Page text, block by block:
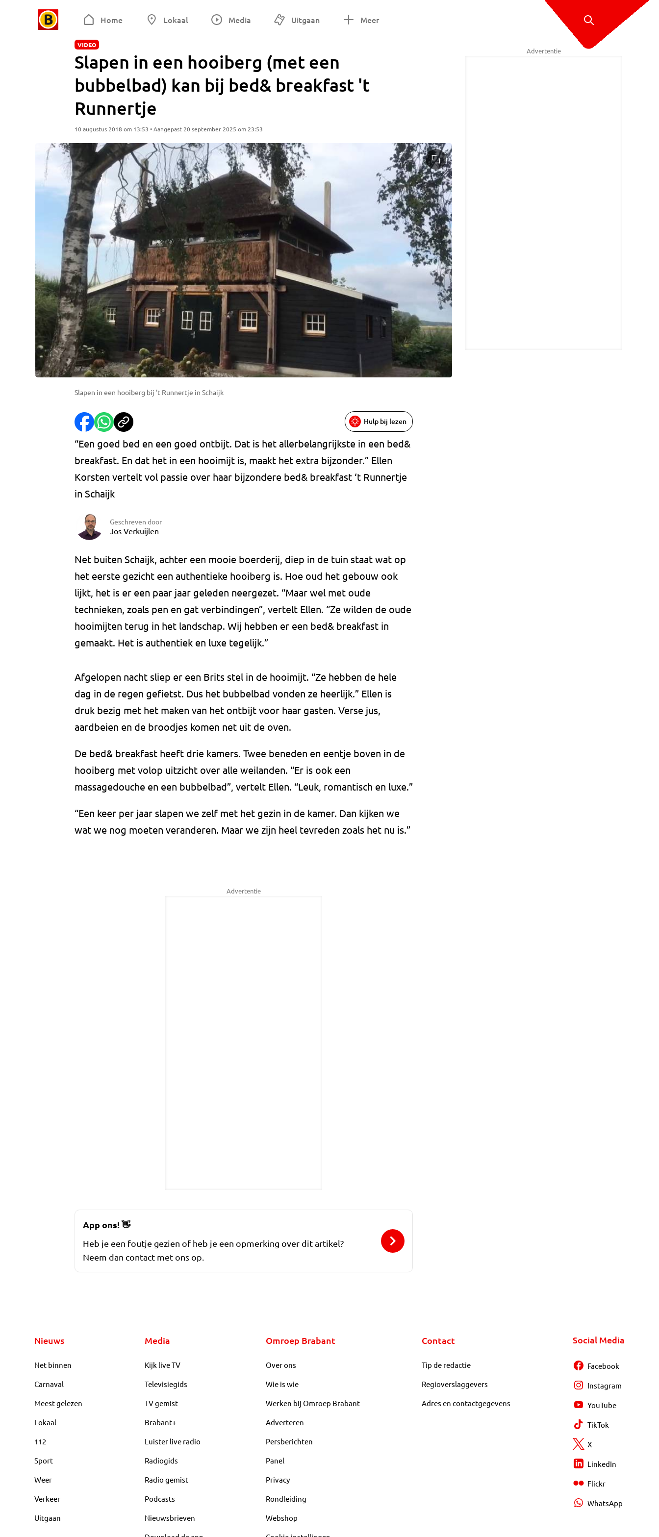
Home Lokaal Media Uitgaan Meer
VIDEO
Slapen in een hooiberg (met een
bubbelbad) kan bij bed& breakfast 't
Runnertje
10 augustus 2018 om 13:53 • Aangepast 20 september 2025 om 23:53
Slapen in een hooiberg bij 't Runnertje in Schaijk
Hulp bij lezen
“Een goed bed en een goed ontbijt. Dat is het allerbelangrijkste in een bed&
breakfast. En dat het in een hooimijt is, maakt het extra bijzonder.” Ellen
Korsten vertelt vol passie over haar bijzondere bed& breakfast ‘t Runnertje
in Schaijk
Geschreven door
Jos Verkuijlen
Net buiten Schaijk, achter een mooie boerderij, diep in de tuin staat wat op
het eerste gezicht een authentieke hooiberg is. Hoe oud het gebouw ook
lijkt, het is er een paar jaar geleden neergezet. “Maar wel met oude
technieken, zoals pen en gat verbindingen”, vertelt Ellen. “Ze wilden de oude
hooimijten terug in het landschap. Wij hebben er een bed& breakfast in
gemaakt. Het is authentiek en luxe tegelijk.”
Afgelopen nacht sliep er een Brits stel in de hooimijt. “Ze hebben de hele
dag in de regen gefietst. Dus het bubbelbad vonden ze heerlijk.” Ellen is
druk bezig met het maken van het ontbijt voor haar gasten. Verse jus,
aardbeien en de broodjes komen net uit de oven.
De bed& breakfast heeft drie kamers. Twee beneden en eentje boven in de
hooiberg met volop uitzicht over alle weilanden. “Er is ook een
massagedouche en een bubbelbad”, vertelt Ellen. “Leuk, romantisch en luxe.”
“Een keer per jaar slapen we zelf met het gezin in de kamer. Dan kijken we
wat we nog moeten veranderen. Maar we zijn heel tevreden zoals het nu is.”
Advertentie
Advertentie
App ons!👋
Heb je een foutje gezien of heb je een opmerking over dit artikel?
Neem dan contact met ons op.
Nieuws
Net binnen
Carnaval
Meest gelezen
Lokaal
112
Sport
Weer
Verkeer
Uitgaan
Media
Kijk live TV
Televisiegids
TV gemist
Brabant+
Luister live radio
Radiogids
Radio gemist
Podcasts
Nieuwsbrieven
Omroep Brabant
Over ons
Wie is wie
Werken bij Omroep Brabant
Adverteren
Persberichten
Panel
Privacy
Rondleiding
Webshop
Contact
Tip de redactie
Regioverslaggevers
Adres en contactgegevens
Social Media
Facebook
Instagram
YouTube
TikTok
X
LinkedIn
Flickr
WhatsApp